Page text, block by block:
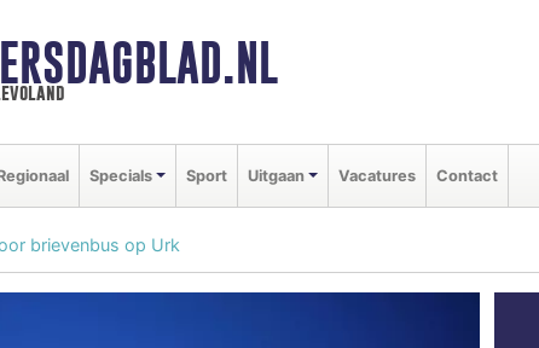
Specials Sport Uitgaan Vacatures Contact
brievenbus op Urk